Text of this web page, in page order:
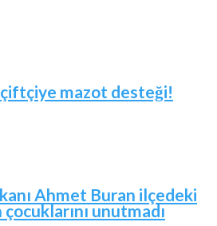
mazot desteği!
Ahmet Buran ilçedeki
unutmadı